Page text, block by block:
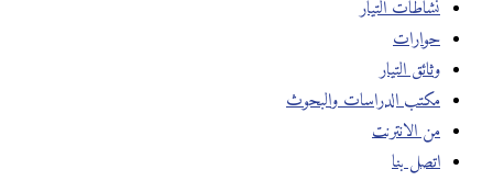
نشاطات التيار
حوارات
وثائق التيار
مكتب الدراسات والبحوث
من الانترنت
اتصل بنا